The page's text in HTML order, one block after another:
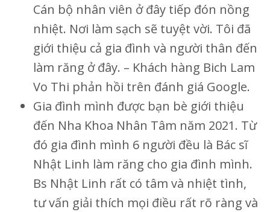
Cán bộ nhân viên ở đây tiếp đón nồng
nhiệt. Nơi làm sạch sẽ tuyệt vời. Tôi đã
giới thiệu cả gia đình và người thân đến
làm răng ở đây. – Khách hàng Bich Lam
Vo Thi phản hồi trên đánh giá Google.
Gia đình mình được bạn bè giới thiệu
đến Nha Khoa Nhân Tâm năm 2021. Từ
đó gia đình mình 6 người đều là Bác sĩ
Nhật Linh làm răng cho gia đình mình.
Bs Nhật Linh rất có tâm và nhiệt tình,
tư vấn giải thích mọi điều rất rõ ràng và